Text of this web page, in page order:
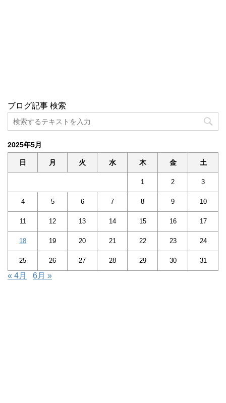
ブログ記事 検索
2025年5月
日 月 火 水 木 金 土
1 2 3
4 5 6 7 8 9 10
11 12 13 14 15 16 17
18 19 20 21 22 23 24
25 26 27 28 29 30 31
« 4月 6月 »